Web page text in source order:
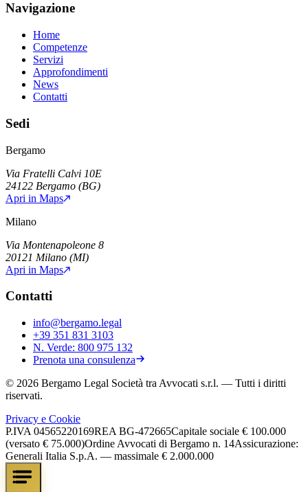
Navigazione
Home
Competenze
Servizi
Approfondimenti
News
Contatti
Sedi
Bergamo
Via Fratelli Calvi 10E
24122 Bergamo (BG)
Apri in Maps
Milano
Via Montenapoleone 8
20121 Milano (MI)
Apri in Maps
Contatti
info@bergamo.legal
+39 351 831 3103
N. Verde: 800 975 132
Prenota una consulenza
© 2026 Bergamo Legal Società tra Avvocati s.r.l. — Tutti i diritti
riservati.
Privacy e Cookie
P.IVA 04565220169REA BG-472665Capitale sociale € 100.000
(versato € 75.000)Ordine Avvocati di Bergamo n. 14Assicurazione:
Generali Italia S.p.A. — massimale € 2.000.000